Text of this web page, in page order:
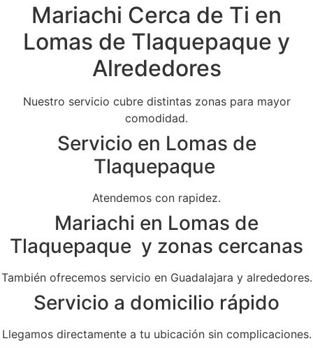
Mariachi Cerca de Ti en
Lomas de Tlaquepaque y
Alrededores
Nuestro servicio cubre distintas zonas para mayor
comodidad.
Servicio en Lomas de
Tlaquepaque
Atendemos con rapidez.
Mariachi en Lomas de
Tlaquepaque y zonas cercanas
También ofrecemos servicio en Guadalajara y alrededores.
Servicio a domicilio rápido
Llegamos directamente a tu ubicación sin complicaciones.